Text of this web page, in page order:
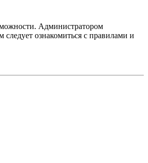
Администратором
ознакомиться с правилами и